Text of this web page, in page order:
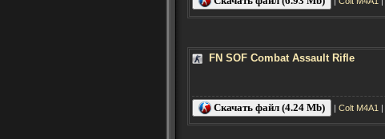
FN SOF Combat Assault Rifle
Скачать файл (4.24 Mb) | Colt M4A1 |